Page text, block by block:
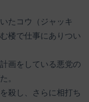
たコウ（ジャッキ
楼で仕事にありつい
画をしている悪党の
。
殺し、さらに相打ち